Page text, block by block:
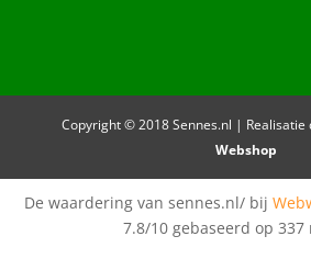
Copyright © 2018 Sennes.nl |
Webshop
De waardering van sennes.nl/ bij
7.8/10 gebaseerd op 337